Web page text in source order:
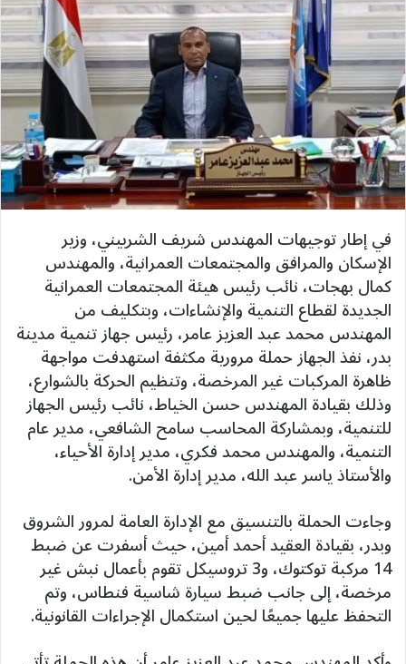
في إطار توجيهات المهندس شريف الشربيني، وزير
الإسكان والمرافق والمجتمعات العمرانية، والمهندس
كمال بهجات، نائب رئيس هيئة المجتمعات العمرانية
الجديدة لقطاع التنمية والإنشاءات، وبتكليف من
المهندس محمد عبد العزيز عامر، رئيس جهاز تنمية مدينة
بدر، نفذ الجهاز حملة مرورية مكثفة استهدفت مواجهة
ظاهرة المركبات غير المرخصة، وتنظيم الحركة بالشوارع،
وذلك بقيادة المهندس حسن الخياط، نائب رئيس الجهاز
للتنمية، وبمشاركة المحاسب سامح الشافعي، مدير عام
التنمية، والمهندس محمد فكري، مدير إدارة الأحياء،
والأستاذ ياسر عبد الله، مدير إدارة الأمن.
وجاءت الحملة بالتنسيق مع الإدارة العامة لمرور الشروق
وبدر، بقيادة العقيد أحمد أمين، حيث أسفرت عن ضبط
14 مركبة توكتوك، و3 تروسيكل تقوم بأعمال نبش غير
مرخصة، إلى جانب ضبط سيارة شاسية فنطاس، وتم
التحفظ عليها جميعًا لحين استكمال الإجراءات القانونية.